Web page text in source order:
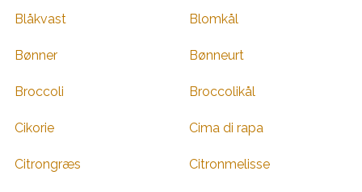
Blåkvast Blomkål
Bønner Bønneurt
Broccoli Broccolikål
Cikorie Cima di rapa
Citrongræs Citronmelisse